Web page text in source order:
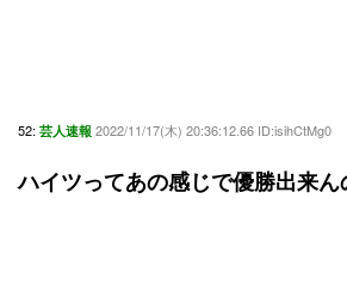
52: 芸人速報 2022/11/17(木) 20:36:12.66 ID:isihCtMg0
ハイツってあの感じで優勝出来ん